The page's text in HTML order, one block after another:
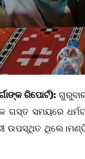
ରିପୋର୍ଟ):
ଗସ୍ତ ସମୟରେ
ଉପସ୍ଥିତ